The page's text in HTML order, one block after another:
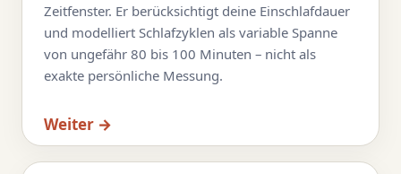
Zeitfenster. Er berücksichtigt deine Einschlafdauer
und modelliert Schlafzyklen als variable Spanne
von ungefähr 80 bis 100 Minuten – nicht als
exakte persönliche Messung.
Weiter →